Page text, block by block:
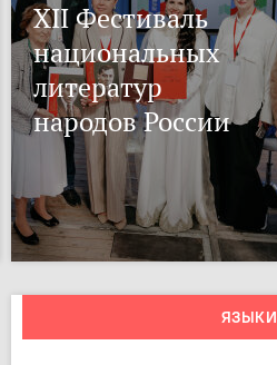
XII Фестиваль
национальных
литератур
народов России
ЯЗЫКИ